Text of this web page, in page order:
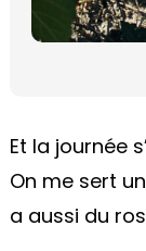
Et la journée
On me sert
a aussi du